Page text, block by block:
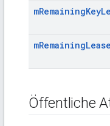
mRemainingKey
mRemainingLease
Öffentliche